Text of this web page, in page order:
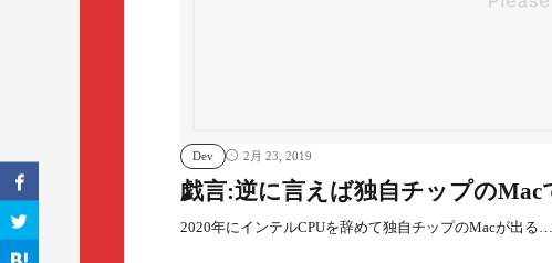
Dev 2月 23, 2019
戯言:逆に言えば独自チップの
2020年にインテルCPUを辞めて独自チップのMacが出る